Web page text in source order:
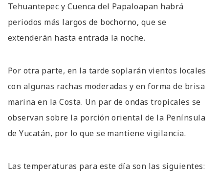
Tehuantepec y Cuenca del Papaloapan habrá
periodos más largos de bochorno, que se
extenderán hasta entrada la noche.
Por otra parte, en la tarde soplarán vientos locales
con algunas rachas moderadas y en forma de brisa
marina en la Costa. Un par de ondas tropicales se
observan sobre la porción oriental de la Península
de Yucatán, por lo que se mantiene vigilancia.
Las temperaturas para este día son las siguientes: